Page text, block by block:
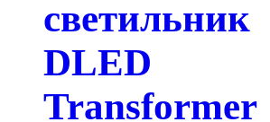
светильник
DLED
Transformer